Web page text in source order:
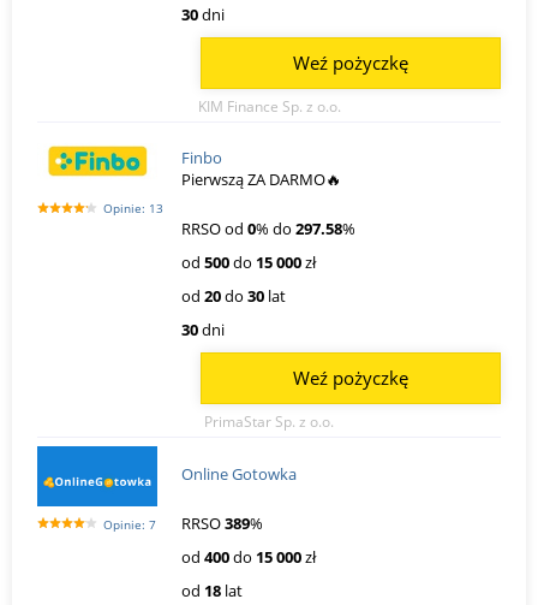
30dni
KIM Finance Sp. z o.o.
Weź pożyczkę
Opinie: 13
Finbo
Pierwszą ZA DARMO🔥
RRSO od 0% do 297.58%
od 500do 15 000zł
od 20do 30 lat
30dni
PrimaStar Sp. z o.o.
Weź pożyczkę
Opinie: 7
Online Gotowka
RRSO389%
od 400do 15 000zł
od 18 lat